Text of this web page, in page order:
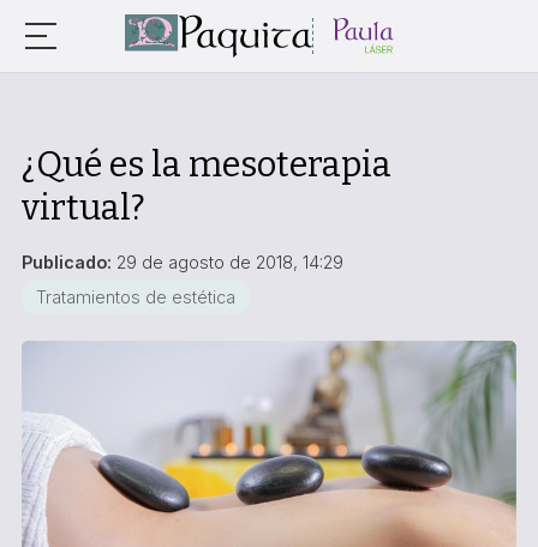
¿Qué es la mesoterapia
virtual?
Publicado: 29 de agosto de 2018, 14:29
Tratamientos de estética